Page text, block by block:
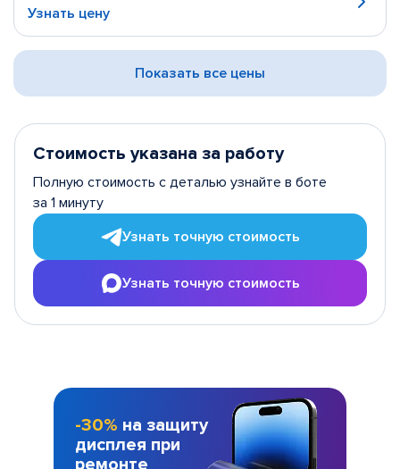
Узнать цену
Показать все цены
Стоимость указана за работу
Полную стоимость с деталью узнайте в боте
за 1 минуту
Узнать точную стоимость
Узнать точную стоимость
-30% на защиту
дисплея при
ремонте